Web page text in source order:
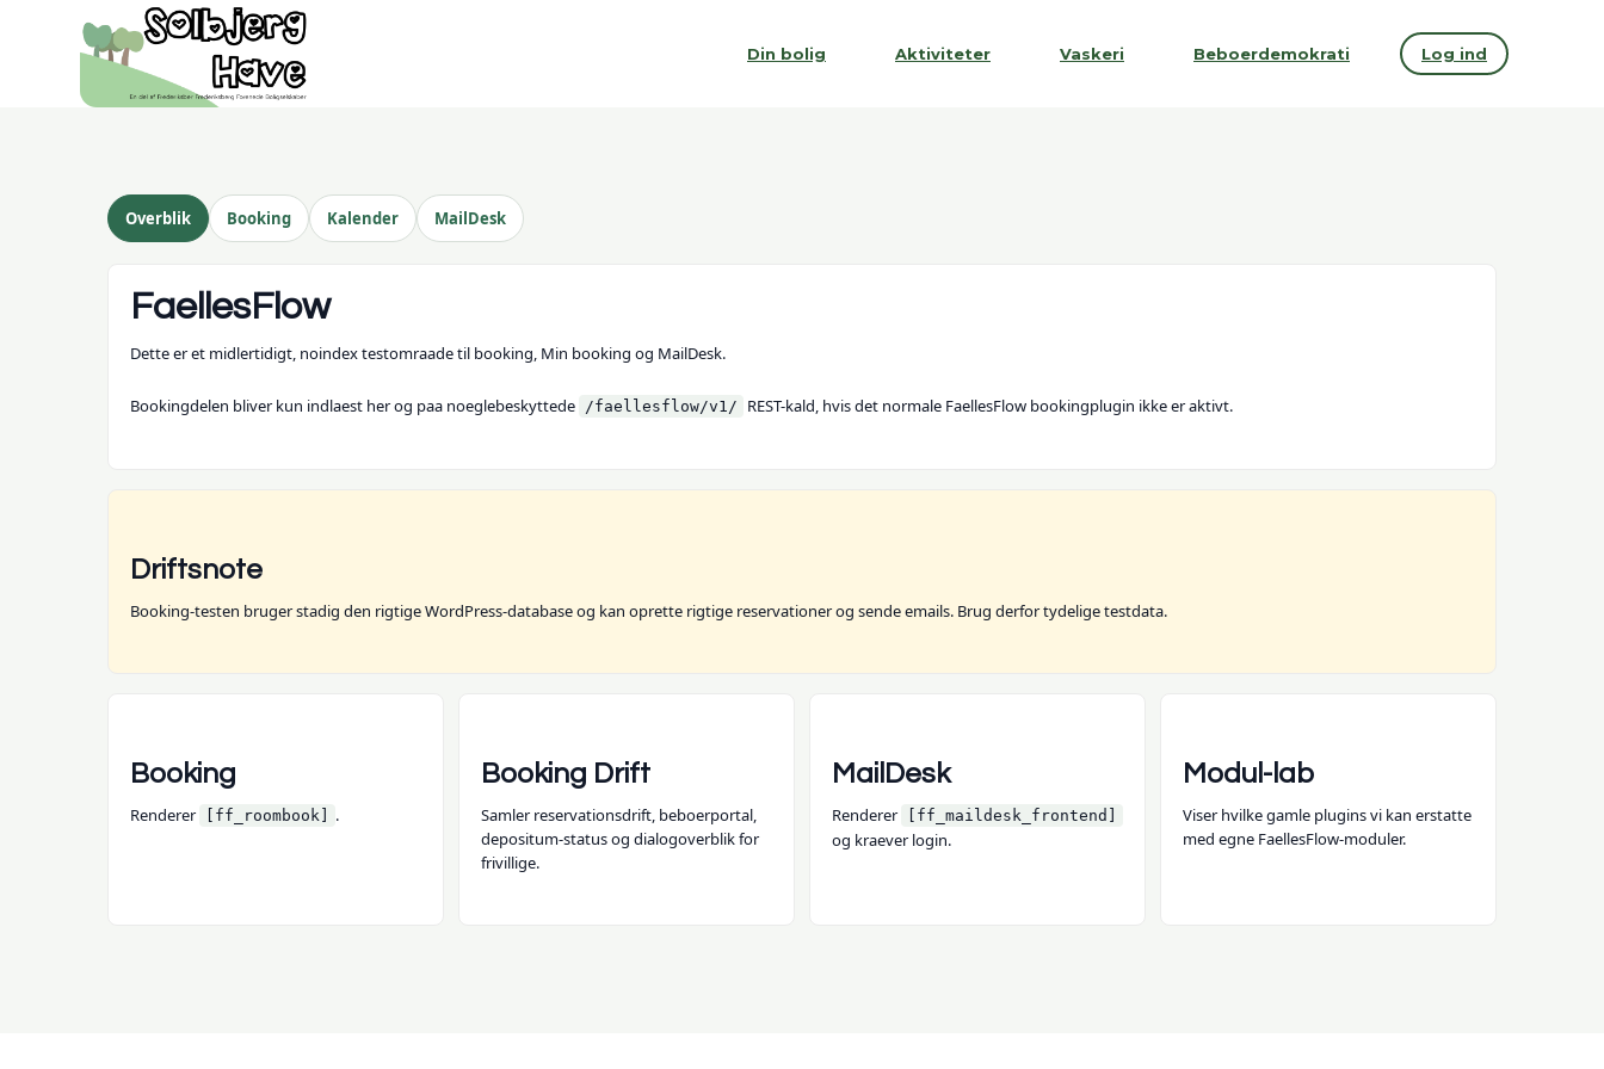
Din bolig Aktiviteter Vaskeri Beboerdemokrati Log ind
Overblik Booking Kalender MailDesk
FaellesFlow
Dette er et midlertidigt, noindex testomraade til booking, Min booking og MailDesk.
Bookingdelen bliver kun indlaest her og paa noeglebeskyttede /faellesflow/v1/ REST-kald, hvis det normale FaellesFlow bookingplugin ikke er aktivt.
Driftsnote
Booking-testen bruger stadig den rigtige WordPress-database og kan oprette rigtige reservationer og sende emails. Brug derfor tydelige testdata.
Booking
Renderer [ff_roombook] .
Booking Drift
Samler reservationsdrift, beboerportal,
depositum-status og dialogoverblik for
frivillige.
MailDesk
Renderer [ff_maildesk_frontend]
og kraever login.
Modul-lab
Viser hvilke gamle plugins vi kan erstatte
med egne FaellesFlow-moduler.